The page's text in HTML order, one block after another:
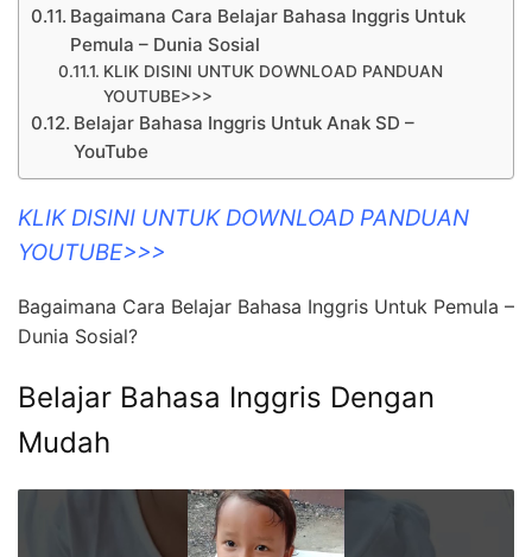
Bagaimana Cara Belajar Bahasa Inggris Untuk
Pemula – Dunia Sosial
KLIK DISINI UNTUK DOWNLOAD PANDUAN
YOUTUBE>>>
Belajar Bahasa Inggris Untuk Anak SD –
YouTube
KLIK DISINI UNTUK DOWNLOAD PANDUAN
YOUTUBE>>>
Bagaimana Cara Belajar Bahasa Inggris Untuk Pemula –
Dunia Sosial?
Belajar Bahasa Inggris Dengan
Mudah